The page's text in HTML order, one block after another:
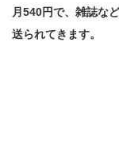
月540円で、雑誌な
送られてきます。